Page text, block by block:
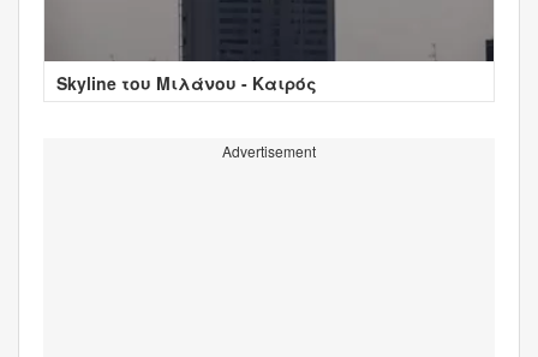
Skyline του Μιλάνου - Καιρός
Advertisement